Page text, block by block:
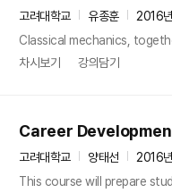
고려대학교 유종훈
2016
Classical mechanics,
차시보기
강의담기
Career
고려대학교 양태선
2016
This course will prepare